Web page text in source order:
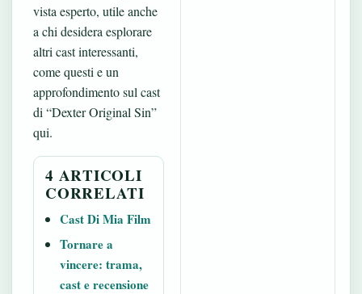
vista esperto, utile anche
a chi desidera esplorare
altri cast interessanti,
comequesti e un
approfondimento sul cast
di “Dexter Original Sin”
qui.
4 ARTICOLI
CORRELATI
Cast Di Mia Film
Tornare a
vincere: trama,
cast e recensione